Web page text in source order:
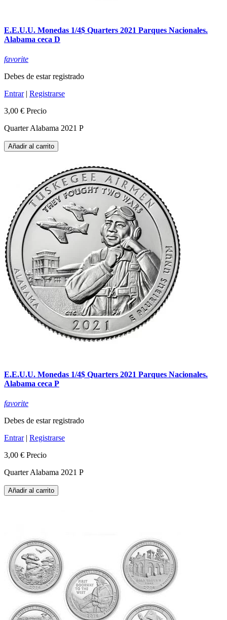
E.E.U.U. Monedas 1/4$ Quarters 2021 Parques Nacionales.
Alabama ceca D
favorite
Debes de estar registrado
Entrar| Registrarse
3,00 € Precio
Quarter Alabama 2021 P
Añadir al carrito
E.E.U.U. Monedas 1/4$ Quarters 2021 Parques Nacionales.
Alabama ceca P
favorite
Debes de estar registrado
Entrar| Registrarse
3,00 € Precio
Quarter Alabama 2021 P
Añadir al carrito